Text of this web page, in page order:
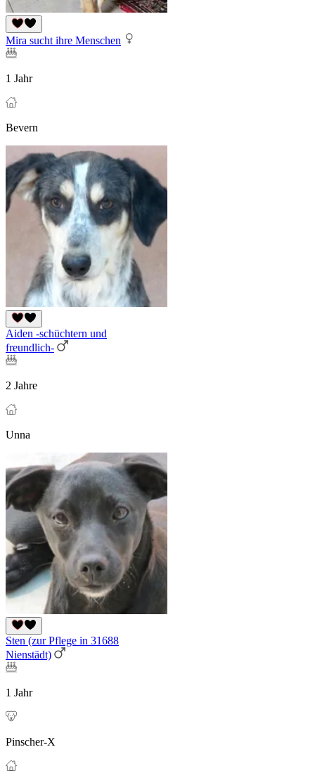
Mira sucht ihre Menschen
1 Jahr
Bevern
Aiden -schüchtern und
freundlich-
2 Jahre
Unna
Sten (zur Pflege in 31688
Nienstädt)
1 Jahr
Pinscher-X